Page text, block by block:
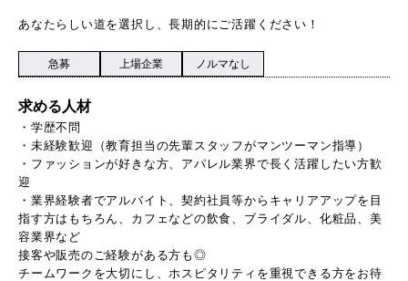
あなたらしい道を選択し、長期的にご活躍ください！
急募 上場企業 ノルマなし
求める人材
・学歴不問
・未経験歓迎（教育担当の先輩スタッフがマンツーマン指導）
・ファッションが好きな方、アパレル業界で長く活躍したい方歓
迎
・業界経験者でアルバイト、契約社員等からキャリアアップを目
指す方はもちろん、カフェなどの飲食、ブライダル、化粧品、美
容業界など
接客や販売のご経験がある方も◎
チームワークを大切にし、ホスピタリティを重視できる方をお待